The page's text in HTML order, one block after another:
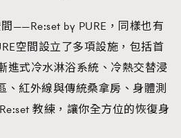
——Re:set by PURE，同樣也有
空間設立了多項設施，包括首
進式冷水淋浴系統、冷熱交替浸
、紅外線與傳統桑拿房、身體測
教練，讓你全方位的恢復身